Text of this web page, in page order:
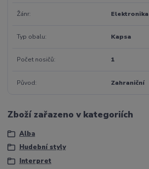
Žánr Elektronika
Typ obalu Kapsa
Počet nosičů 1
Původ Zahraniční
Zboží zařazeno v kategoriích
Alba
Hudební styly
Interpret